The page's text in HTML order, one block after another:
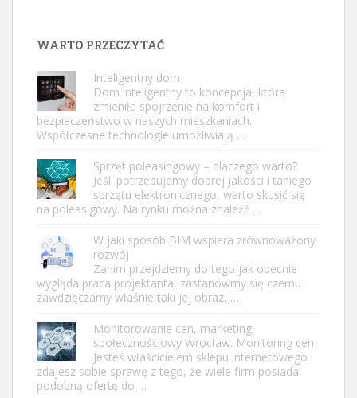
WARTO PRZECZYTAĆ
Inteligentny dom
Dom inteligentny to koncepcja, która
zmieniła spojrzenie na komfort i
bezpieczeństwo w naszych mieszkaniach.
Współczesne technologie umożliwiają …
Sprzęt poleasingowy – dlaczego warto?
Jeśli potrzebujemy dobrej jakości i taniego
sprzętu elektronicznego, warto skusić się
na poleasigowy. Na rynku można znaleźć …
W jaki sposób BIM wspiera zrównoważony
rozwój
Zanim przejdziemy do tego jak obecnie
wygląda praca projektanta, zastanówmy się czemu
zawdzięczamy właśnie taki jej obraz, …
Monitorowanie cen, marketing
społecznościowy Wrocław. Monitoring cen
Jesteś właścicielem sklepu internetowego i
zdajesz sobie sprawę z tego, że wiele firm posiada
podobną ofertę do …